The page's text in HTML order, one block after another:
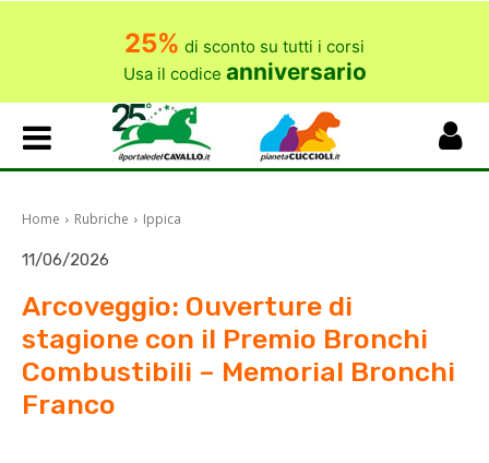
25% di sconto su tutti i corsi
Usa il codice anniversario
Home Rubriche Ippica
11/06/2026
Arcoveggio: Ouverture di
stagione con il Premio Bronchi
Combustibili – Memorial Bronchi
Franco